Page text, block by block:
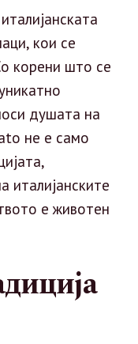
кои се
корени што се
душата на
не е само
италијанските
е животен